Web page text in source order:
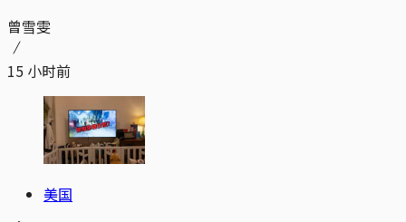
曾雪雯
15 小时前
美国